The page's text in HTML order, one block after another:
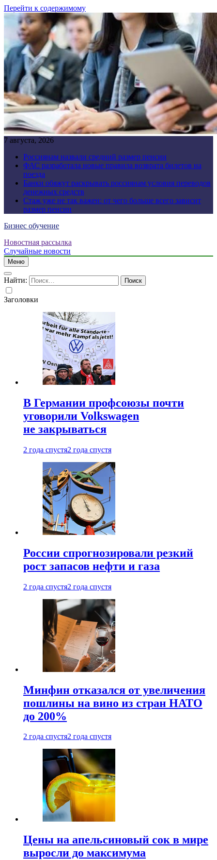
Перейти к содержимому
7 августа, 2026
Россиянам назвали средний размер пенсии
ФАС разработала новые правила возврата билетов на
поезда
Банки обяжут раскрывать россиянам условия переводов
денежных средств
Стаж уже не так важен: от чего больше всего зависит
размер пенсии
Бизнес обучение
Новостная рассылка
Случайные новости
Меню
Найти:
Заголовки
В Германии профсоюзы почти
уговорили Volkswagen
не закрываться
2 года спустя2 года спустя
России спрогнозировали резкий
рост запасов нефти и газа
2 года спустя2 года спустя
Минфин отказался от увеличения
пошлины на вино из стран НАТО
до 200%
2 года спустя2 года спустя
Цены на апельсиновый сок в мире
выросли до максимума